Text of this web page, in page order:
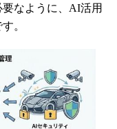
なように、AI活用
。